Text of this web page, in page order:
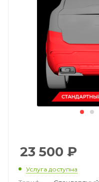
23 500 ₽
Услуга доступна